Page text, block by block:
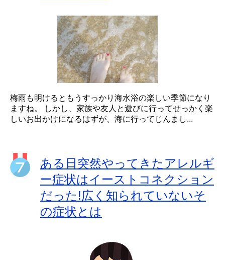
梅雨も明けるともうすっかり海水浴の楽しい季節になり
ますね。 しかし、家族や友人と遊びに行ってせっかく楽
しいお出かけになるはずが、海に行ってじんまし...
ある日突然やってきたアレルギ
ー症状はイーストコネクション
だった!広く知られていないそ
の症状とは